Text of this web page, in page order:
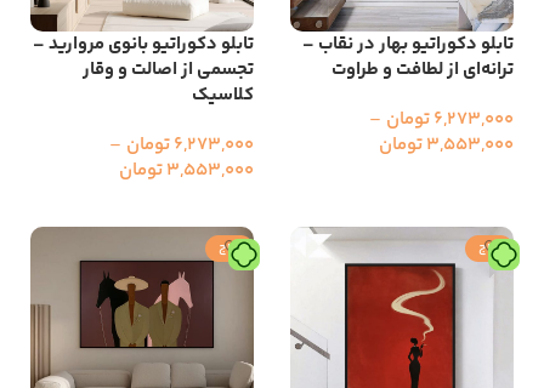
تابلو دکوراتیو بهار در نقاب –
ترانه‌ای از لطافت و طراوت
6,273,000تومان –
3,553,000تومان
تابلو دکوراتیو بانوی مروارید –
تجسمی از اصالت و وقار
کلاسیک
6,273,000تومان –
3,553,000تومان
حراج حراج